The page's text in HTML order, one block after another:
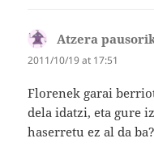
Atzera
2011/10/19 at 17:51
Florenek garai
dela idatzi, eta gure
haserretu ez al da ba?